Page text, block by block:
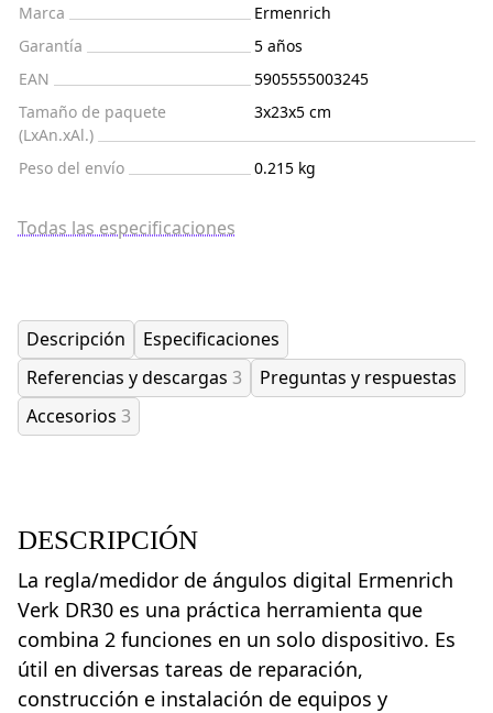
Marca
Ermenrich
Garantía
5 años
EAN
5905555003245
Tamaño de paquete
(LxAn.xAl.)
3x23x5 cm
Peso del envío 0.215 kg
Todas las especificaciones
Descripción
Especificaciones
Referencias y descargas 3
Preguntas y respuestas
Accesorios 3
DESCRIPCIÓN
La regla/medidor de ángulos digital Ermenrich
Verk DR30 es una práctica herramienta que
combina 2 funciones en un solo dispositivo. Es
útil en diversas tareas de reparación,
construcción e instalación de equipos y